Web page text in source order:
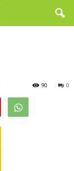
0
90